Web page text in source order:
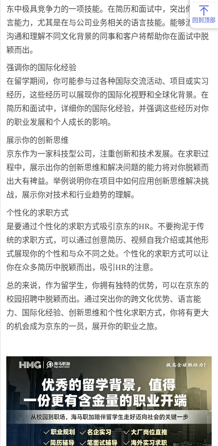
东中极具竞争力的一项技能。在简历和面试中，突出你的语
言能力，尤其是在与公司业务相关的语言技能。能够流利地
沟通和理解不同文化背景的同事和客户将帮助你在面试中脱
颖而出。
强调你的国际化经验
在留学期间，你可能参与过各种国际交流活动、项目或实习
经历，这些经历可以展现你的国际化视野和全球化背景。在
简历和面试中，详细你的国际化经验，并强调这些经历对你
的职业发展和个人成长的影响。
展示你的创新思维
京东作为一家科技型公司，注重创新和技术发展。在求职过
程中，展示出你的创新思维和解决问题的能力将对你脱颖而
出大有裨益。举例说明你在项目中如何应用创新思维解决挑
战，展示你对技术和行业趋势的理解。
个性化的求职方式
是要通过个性化的求职方式吸引京东的HR。不要拘泥于传
统的求职方式，可以通过创意简历、视频自我介绍或其他形
式展现你的个性和与众不同之处。个性化的求职方式可以让
你在众多简历中脱颖而出，吸引HR的注意。
总的来说，作为留学生，你拥有独特的优势，可以在京东的
校园招聘中脱颖而出。通过突出你的跨文化优势、语言能
力、国际化经验、创新思维和个性化求职方式，你将有更大
的机会成为京东的一员，展开你的职业之旅。
回到顶部